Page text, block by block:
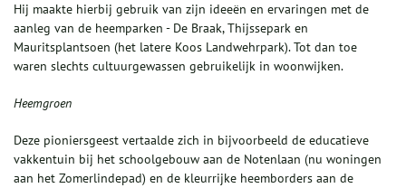
Hij maakte hierbij gebruik van zijn ideeën en ervaringen met de
aanleg van de heemparken - De Braak, Thijssepark en
Mauritsplantsoen (het latere Koos Landwehrpark). Tot dan toe
waren slechts cultuurgewassen gebruikelijk in woonwijken.
Heemgroen
Deze pioniersgeest vertaalde zich in bijvoorbeeld de educatieve
vakkentuin bij het schoolgebouw aan de Notenlaan (nu woningen
aan het Zomerlindepad) en de kleurrijke heemborders aan de